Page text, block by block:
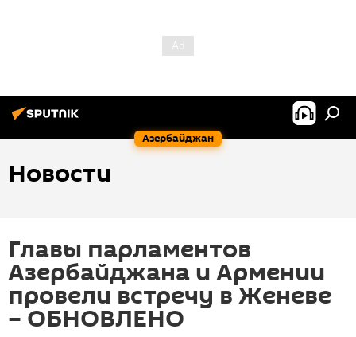
Азербайджан
Новости
Главы парламентов
Азербайджана и Армении
провели встречу в Женеве
– ОБНОВЛЕНО